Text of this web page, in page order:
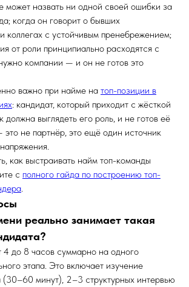
может назвать ни одной своей ошибки за
когда он говорит о бывших
коллегах с устойчивым пренебрежением;
от роли принципиально расходятся с
компании — и он не готов это
важно при найме на топ-позиции в
: кандидат, который приходит с жёсткой
должна выглядеть его роль, и не готов её
это не партнёр, это ещё один источник
как выстраивать найм топ-команды
с полного гайда по построению топ-
.
реально занимает такая
до 8 часов суммарно на одного
этапа. Это включает изучение
(30–60 минут), 2–3 структурных интервью